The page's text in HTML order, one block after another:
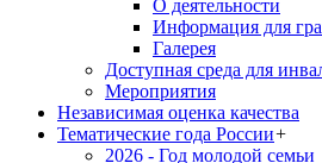
О деятельности
Информация для
Галерея
Доступная среда для
Мероприятия
Независимая оценка качества
Тематические года России+
2026 - Год молодой семьи